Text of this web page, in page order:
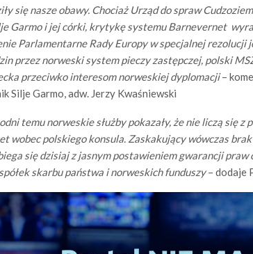
się nasze obawy. Chociaż Urząd do spraw
Garmo i jej córki, krytykę systemu Barnevernet
Parlamentarne Rady Europy w specjalnej rezolucji
przez norweski system pieczy zastępczej, polski
przeciwko interesom norweskiej dyplomacji–
Silje Garmo, adw. Jerzy Kwaśniewski
temu norweskie służby pokazały, że nie liczą się
wobec polskiego konsula. Zaskakujący wówczas
się dzisiaj z jasnym postawieniem gwarancji praw
skarbu państwa i norweskich funduszy– dodaje